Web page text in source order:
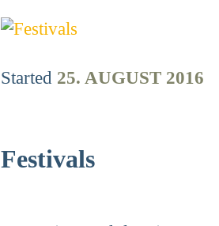
Started 25. AUGUST 2016
Festivals